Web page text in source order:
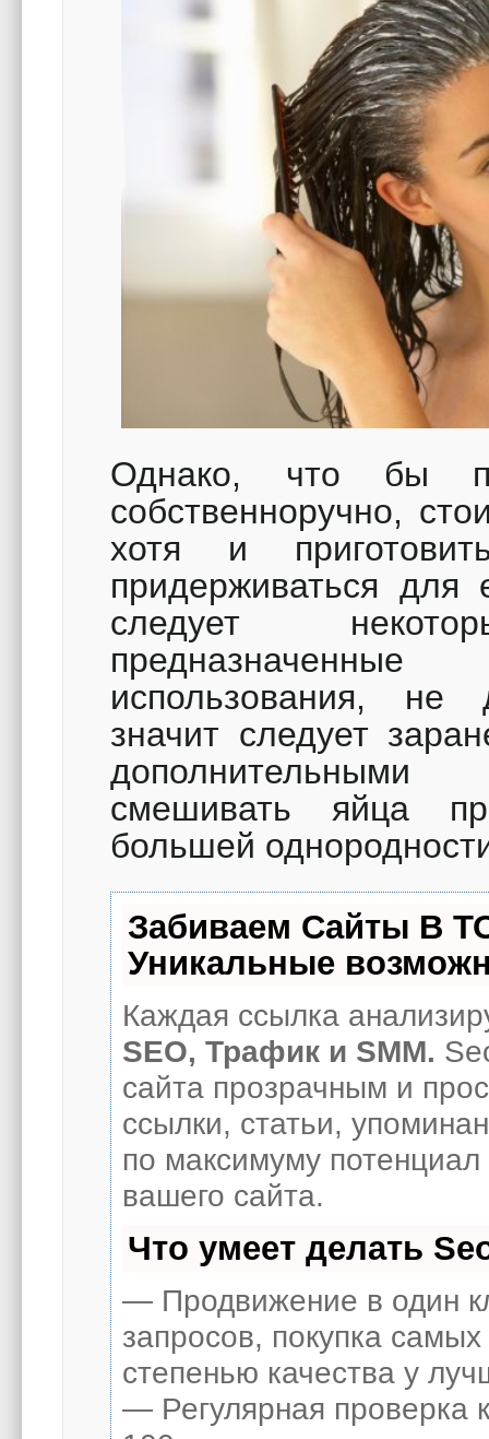
Однако, что бы
собственноручно,
хотя и
придерживаться
следует
использования,
значит следует
дополнительными
смешивать яйца
большей
Забиваем Сайты В
Уникальные
Каждая ссылка
SEO, Трафик и SMM.
сайта прозрачным и
ссылки, статьи,
по максимуму
вашего сайта.
Что умеет делать
— Продвижение в один
запросов, покупка
степенью качества у
— Регулярная проверка